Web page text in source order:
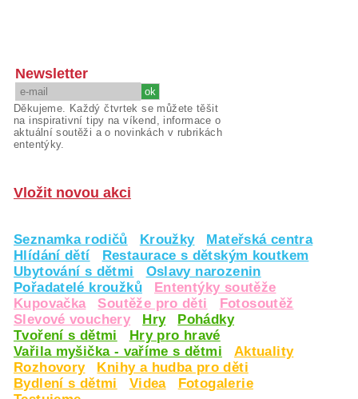
Newsletter
Děkujeme. Každý čtvrtek se můžete těšit
na inspirativní tipy na víkend, informace o
aktuální soutěži a o novinkách v rubrikách
ententýky.
Vložit novou akci
Seznamka rodičů Kroužky
Mateřská centra
Hlídání dětí
Restaurace s dětským koutkem
Ubytování s dětmi
Oslavy narozenin
Pořadatelé kroužků
Ententýky soutěže
Kupovačka
Soutěže pro děti
Fotosoutěž
Slevové vouchery
Hry
Pohádky
Tvoření s dětmi
Hry pro hravé
Vařila myšička - vaříme s dětmi
Aktuality
Rozhovory
Knihy a hudba pro děti
Bydlení s dětmi
Videa
Fotogalerie